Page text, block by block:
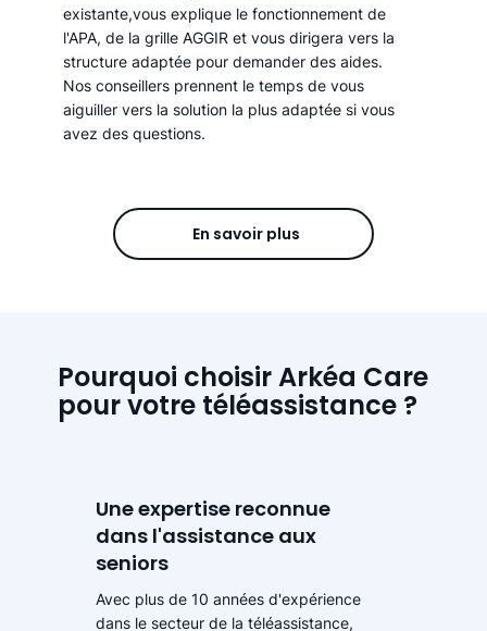
existante,vous explique le fonctionnement de
l'APA, de la grille AGGIR et vous dirigera vers la
structure adaptée pour demander des aides.
Nos conseillers prennent le temps de vous
aiguiller vers la solution la plus adaptée si vous
avez des questions.
En savoir plus
Pourquoi choisir Arkéa Care
pour votre téléassistance ?
Une expertise reconnue
dans l'assistance aux
seniors
Avec plus de 10 années d'expérience
dans le secteur de la téléassistance,